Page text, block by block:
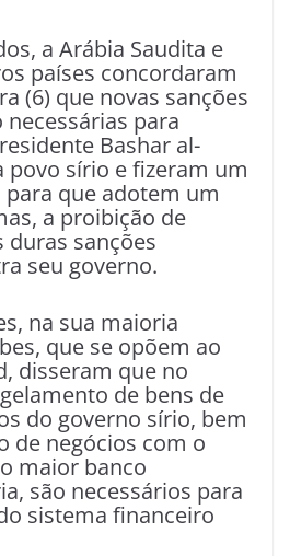
a Arábia Saudita e
países concordaram
(6) que novas sanções
para
Bashar al-
povo sírio e fizeram um
para que adotem um
a proibição de
duras sanções
seu governo.
na sua maioria
que se opõem ao
disseram que no
de bens de
do governo sírio, bem
de negócios com o
maior banco
são necessários para
sistema financeiro